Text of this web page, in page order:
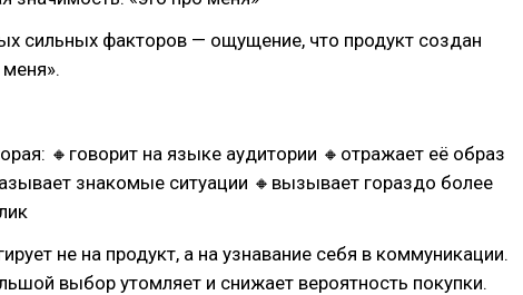
сильных факторов — ощущение, что продукт создан
🔸говорит на языке аудитории 🔸отражает её образ
знакомые ситуации 🔸вызывает гораздо более
не на продукт, а на узнавание себя в коммуникации.
выбор утомляет и снижает вероятность покупки.